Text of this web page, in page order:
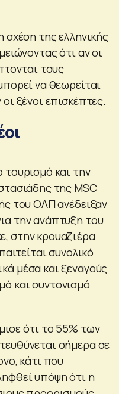
σχέση της ελληνικής
ότι αν οι
τους
να θεωρείται
ξένοι επισκέπτες.
και την
της MSC
του ΟΛΠ ανέδειξαν
την ανάπτυξη του
στην κρουαζιέρα
συνολικό
μέσα και ξεναγούς
και συντονισμό
ότι το 55% των
σήμερα σε
κάτι που
υπόψη ότι η